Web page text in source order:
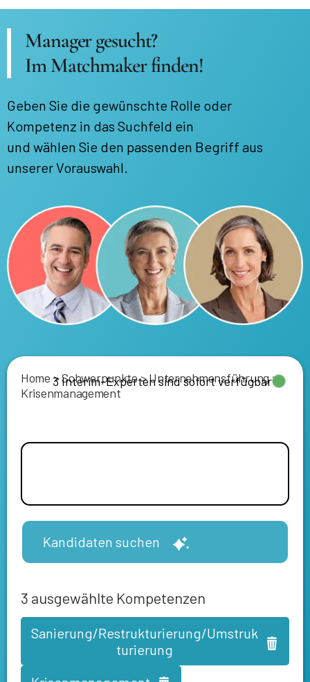
Manager gesucht?
Im Matchmaker finden!
Geben Sie die gewünschte Rolle oder
Kompetenz in das Suchfeld ein
und wählen Sie den passenden Begriff aus
unserer Vorauswahl.
3 Interim-Experten sind sofort verfügbar
Home >Schwerpunkte>Unternehmensführung>
Krisenmanagement
Kandidaten suchen
3 ausgewählte Kompetenzen
Sanierung/Restrukturierung/Umstruk
turierung